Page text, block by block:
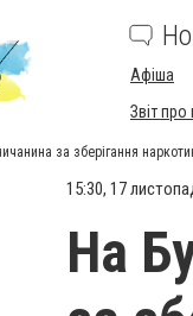
Афіша
Звіт про
за зберігання
15:30, 17
На